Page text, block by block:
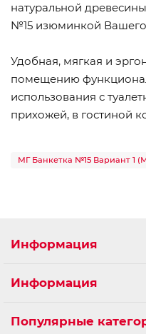
натуральной
№15 изюминкой Вашего
Удобная, мягкая и
помещению
использования с
прихожей, в гостиной
МГ Банкетка №15 Вариант 1
Информация
Информация
Популярные